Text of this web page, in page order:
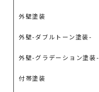
外壁塗装
外壁-ダブルトーン塗装-
外壁-グラデーション塗装-
付帯塗装